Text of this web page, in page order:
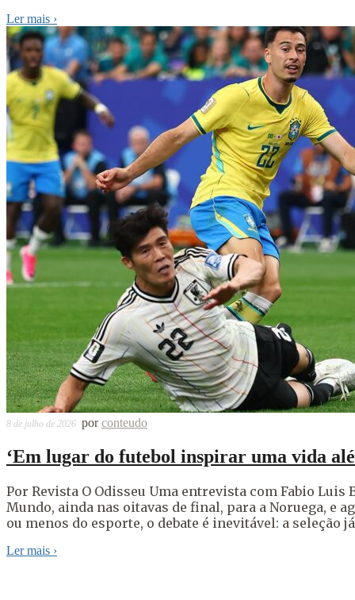
Ler mais ›
8 de julho de 2026 porconteudo
‘Em lugar do futebol inspirar uma vida
Por Revista O Odisseu Uma entrevista com Fabio
Mundo, ainda nas oitavas de final, para a Noruega, e
ou menos do esporte, o debate é inevitável: a seleção
Ler mais ›